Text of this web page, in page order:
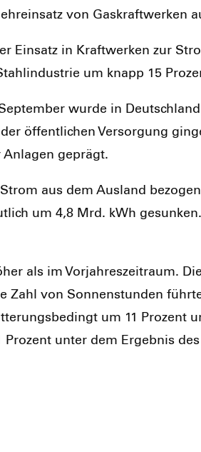
von Gas­kraft­wer­ken
Ein­satz in Kraft­wer­ken zur
um knapp 15
wur­de in
öffent­li­chen Ver­sor­gung
geprägt.
aus dem Aus­land
um 4,8 Mrd. kWh
als im Vor­jah­res­zeit­raum.
Zahl von Son­nen­stun­den
um 11 Pro­zent
unter dem Ergeb­nis